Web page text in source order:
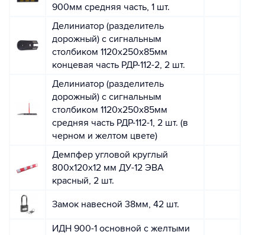
900мм средняя часть, 1 шт.
Делиниатор (разделитель
дорожный) с сигнальным
столбиком 1120х250х85мм
концевая часть РДР-112-2, 2 шт.
Делиниатор (разделитель
дорожный) с сигнальным
столбиком 1120х250х85мм
средняя часть РДР-112-1, 2 шт. (в
черном и желтом цвете)
Демпфер угловой круглый
800х120х12 мм ДУ-12 ЭВА
красный, 2 шт.
Замок навесной 38мм, 42 шт.
ИДН 900-1 основной с желтыми